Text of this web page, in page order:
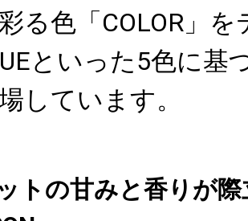
る色「COLOR」を
といった5色に基
しています。
トの甘みと香りが